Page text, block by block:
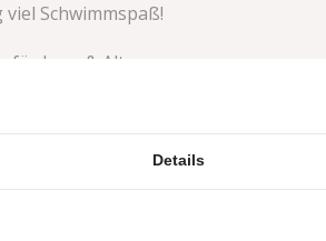
Schwimmspaß!
für Jung & Alt
Details